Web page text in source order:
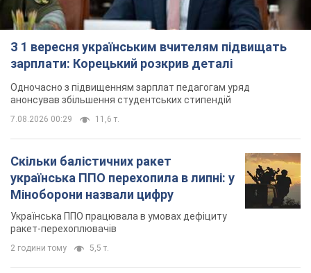
З 1 вересня українським вчителям підвищать
зарплати: Корецький розкрив деталі
Одночасно з підвищенням зарплат педагогам уряд
анонсував збільшення студентських стипендій
7.08.2026 00:29 11,6 т.
Скільки балістичних ракет
українська ППО перехопила в липні: у
Міноборони назвали цифру
Українська ППО працювала в умовах дефіциту
ракет-перехоплювачів
2 години тому 5,5 т.